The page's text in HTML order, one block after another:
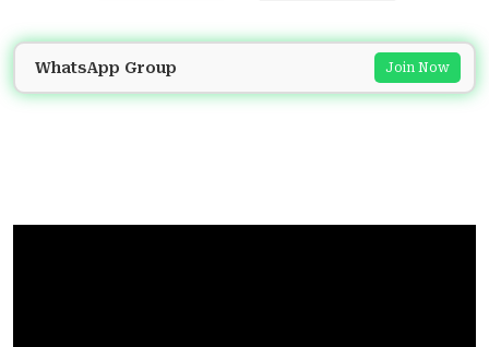
WhatsApp Group Join Now